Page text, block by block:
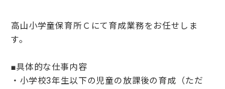
高山小学童保育所Ｃにて育成業務をお任せしま
す。
■具体的な仕事内容
・小学校3年生以下の児童の放課後の育成（ただ